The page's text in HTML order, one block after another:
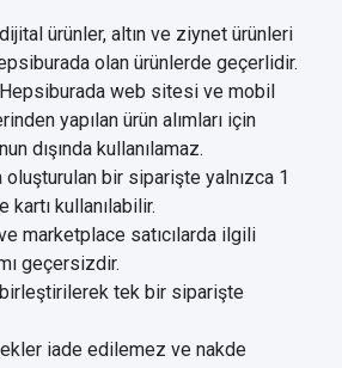
ürünler, altın ve ziynet ürünleri
olan ürünlerde geçerlidir.
web sitesi ve mobil
yapılan ürün alımları için
dışında kullanılamaz.
oluşturulan bir siparişte yalnızca 1
kartı kullanılabilir.
marketplace satıcılarda ilgili
geçersizdir.
tek bir siparişte
iade edilemez ve nakde